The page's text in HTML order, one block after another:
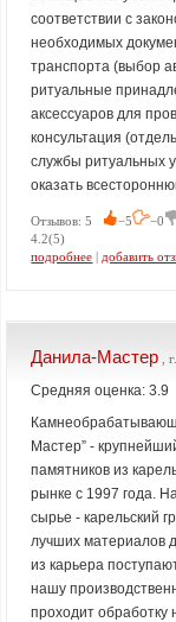
соответствии с
необходимых
транспорта (выбор
ритуальные
аксессуаров для
консультация
службы ритуальных
оказать
Отзывов: 5 −5 −0
4.2(5)
подробнее | добавить
Данила-Мастер ,
Средняя оценка: 3.9
Мастер” -
памятников из
рынке с 1997 года.
сырье - карельский
лучших материалов
из карьера
нашу
проходит